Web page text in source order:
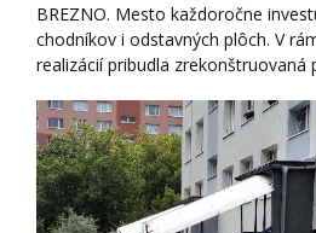
BREZNO. Mesto každoročne
chodníkov i odstavných plôch. V
realizácií pribudla zrekonštruovaná